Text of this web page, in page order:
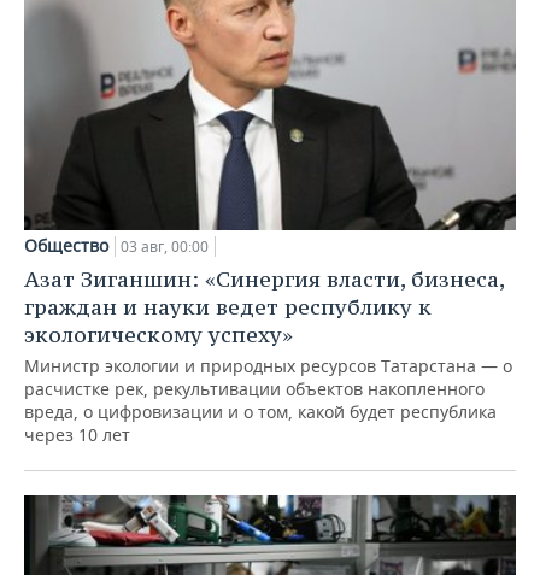
Общество 03 авг, 00:00
Азат Зиганшин: «Синергия власти, бизнеса,
граждан и науки ведет республику к
экологическому успеху»
Министр экологии и природных ресурсов Татарстана — о
расчистке рек, рекультивации объектов накопленного
вреда, о цифровизации и о том, какой будет республика
через 10 лет